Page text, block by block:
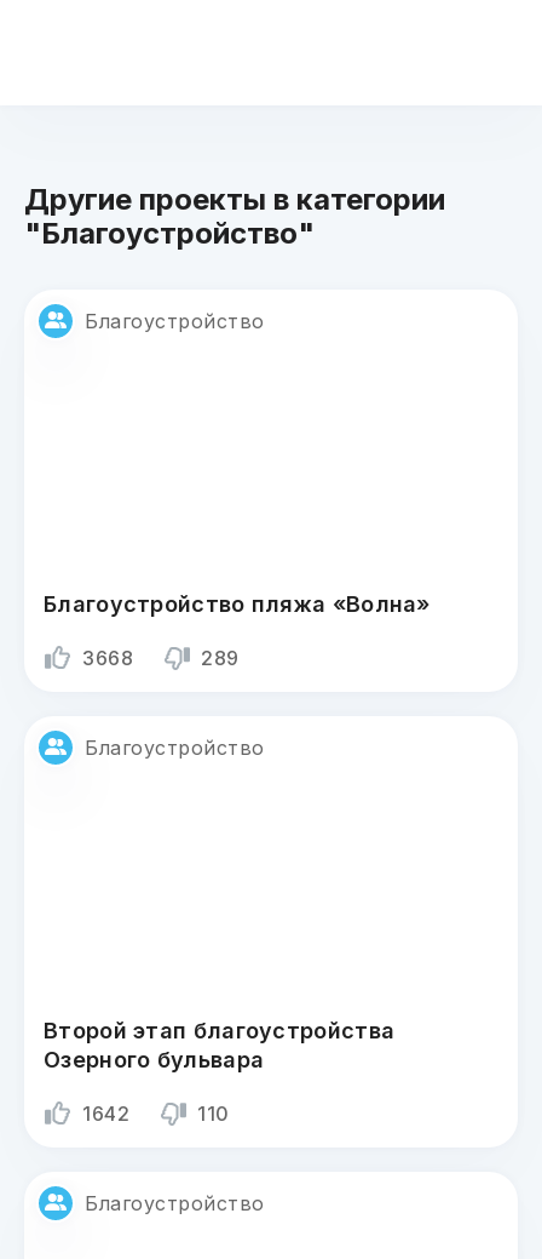
Другие проекты в категории
"Благоустройство"
Благоустройство
Благоустройство пляжа «Волна»
3668 289
Благоустройство
Второй этап благоустройства
Озерного бульвара
1642 110
Благоустройство